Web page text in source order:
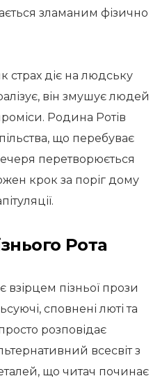
зламаним фізично
страх діє на людську
він змушує людей
Родина Ротів
що перебуває
перетворюється
крок за поріг дому
Рота
пізньої прози
сповнені люті та
розповідає
всесвіт з
що читач починає